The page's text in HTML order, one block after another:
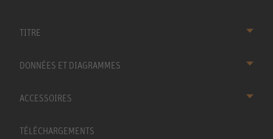
TITRE
DONNÉES ET DIAGRAMMES
ACCESSOIRES
TÉLÉCHARGEMENTS